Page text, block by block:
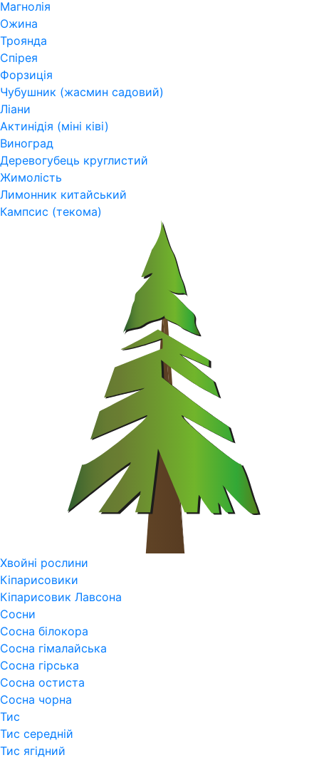
Магнолія
Ожина
Троянда
Спірея
Форзиція
Чубушник (жасмин садовий)
Ліани
Актинідія (міні ківі)
Виноград
Деревогубець круглистий
Жимолість
Лимонник китайський
Кампсис (текома)
Хвойні рослини
Кіпарисовики
Кіпарисовик Лавсона
Сосни
Сосна білокора
Сосна гімалайська
Сосна гірська
Сосна остиста
Сосна чорна
Тис
Тис середній
Тис ягідний